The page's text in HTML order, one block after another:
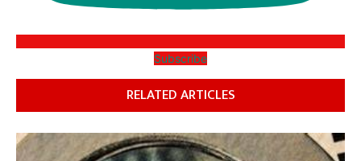
Subscribe
RELATED ARTICLES